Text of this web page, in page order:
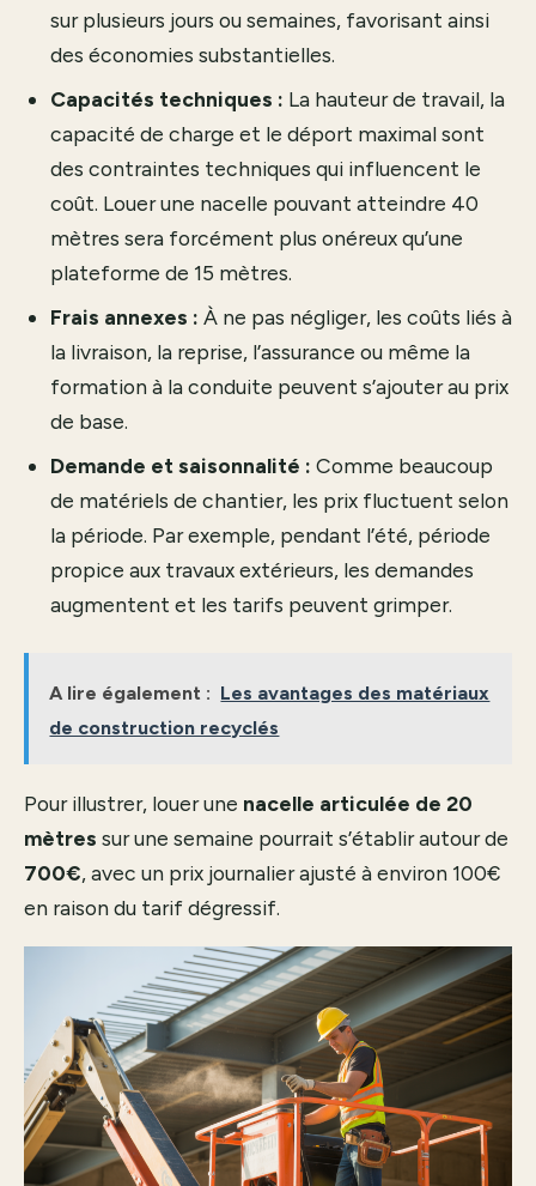
sur plusieurs jours ou semaines, favorisant ainsi
des économies substantielles.
Capacités techniques : La hauteur de travail, la
capacité de charge et le déport maximal sont
des contraintes techniques qui influencent le
coût. Louer une nacelle pouvant atteindre 40
mètres sera forcément plus onéreux qu’une
plateforme de 15 mètres.
Frais annexes : À ne pas négliger, les coûts liés à
la livraison, la reprise, l’assurance ou même la
formation à la conduite peuvent s’ajouter au prix
de base.
Demande et saisonnalité : Comme beaucoup
de matériels de chantier, les prix fluctuent selon
la période. Par exemple, pendant l’été, période
propice aux travaux extérieurs, les demandes
augmentent et les tarifs peuvent grimper.
A lire également : Les avantages des matériaux
de construction recyclés
Pour illustrer, louer une nacelle articulée de 20
mètres sur une semaine pourrait s’établir autour de
700€, avec un prix journalier ajusté à environ 100€
en raison du tarif dégressif.